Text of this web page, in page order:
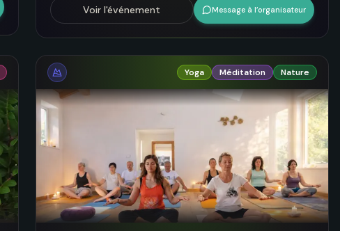
Voir l'événement Message à l’organisateur
Yoga Méditation Nature